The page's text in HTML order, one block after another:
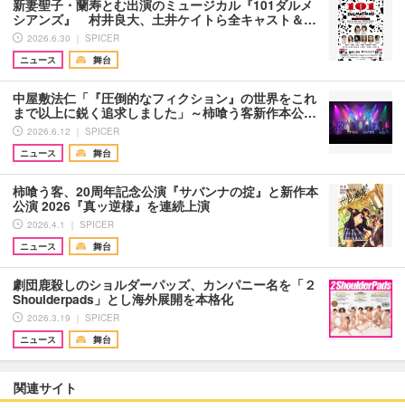
新妻聖子・蘭寿とむ出演のミュージカル『101ダルメ
シアンズ』 村井良大、土井ケイトら全キャスト＆…
2026.6.30 ｜ SPICER
ニュース
舞台
中屋敷法仁「『圧倒的なフィクション』の世界をこれ
まで以上に鋭く追求しました」～柿喰う客新作本公…
2026.6.12 ｜ SPICER
ニュース
舞台
柿喰う客、20周年記念公演『サバンナの掟』と新作本
公演 2026『真ッ逆様』を連続上演
2026.4.1 ｜ SPICER
ニュース
舞台
劇団鹿殺しのショルダーパッズ、カンパニー名を「２
Shoulderpads」とし海外展開を本格化
2026.3.19 ｜ SPICER
ニュース
舞台
関連サイト